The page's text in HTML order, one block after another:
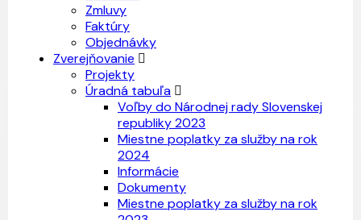
Zmluvy
Faktúry
Objednávky
Zverejňovanie
Projekty
Úradná tabuľa
Voľby do Národnej rady Slovenskej
republiky 2023
Miestne poplatky za služby na rok
2024
Informácie
Dokumenty
Miestne poplatky za služby na rok